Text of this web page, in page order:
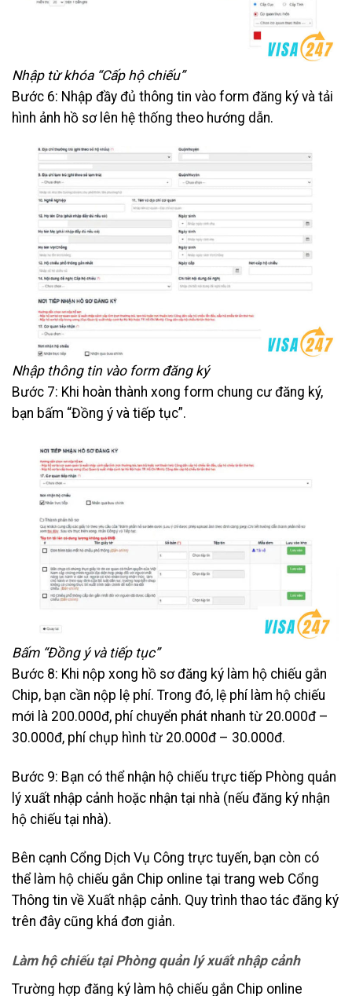
Nhập từ khóa “Cấp hộ chiếu”
Bước 6: Nhập đầy đủ thông tin vào form đăng ký và tải
hình ảnh hồ sơ lên hệ thống theo hướng dẫn.
Nhập thông tin vào form đăng ký
Bước 7: Khi hoàn thành xong form chung cư đăng ký,
bạn bấm “Đồng ý và tiếp tục”.
Bấm “Đồng ý và tiếp tục”
Bước 8: Khi nộp xong hồ sơ đăng ký làm hộ chiếu gắn
Chip, bạn cần nộp lệ phí. Trong đó, lệ phí làm hộ chiếu
mới là 200.000đ, phí chuyển phát nhanh từ 20.000đ –
30.000đ, phí chụp hình từ 20.000đ – 30.000đ.
Bước 9: Bạn có thể nhận hộ chiếu trực tiếp Phòng quản
lý xuất nhập cảnh hoặc nhận tại nhà (nếu đăng ký nhận
hộ chiếu tại nhà).
Bên cạnh Cổng Dịch Vụ Công trực tuyến, bạn còn có
thể làm hộ chiếu gắn Chip online tại trang web Cổng
Thông tin về Xuất nhập cảnh. Quy trình thao tác đăng ký
trên đây cũng khá đơn giản.
Làm hộ chiếu tại Phòng quản lý xuất nhập cảnh
Trường hợp đăng ký làm hộ chiếu gắn Chip online